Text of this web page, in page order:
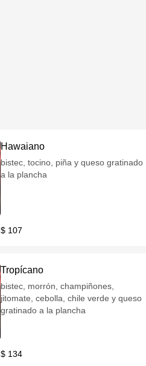
Hawaiano
bistec, tocino, piña y queso gratinado
a la plancha
$ 107
Tropícano
bistec, morrón, champiñones,
jitomate, cebolla, chile verde y queso
gratinado a la plancha
$ 134